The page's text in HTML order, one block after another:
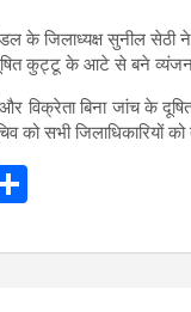
के जिलाध्यक्ष सुनील सेठी
कुट्टू के आटे से बने व्यंजन
विक्रेता बिना जांच के
को सभी जिलाधिकारियों
ar